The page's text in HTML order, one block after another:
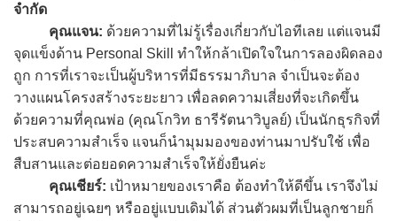
จำกัด
คุณแจน: ด้วยความที่ไม่รู้เรื่องเกี่ยวกับไอทีเลย แต่แจนมี
จุดแข็งด้าน Personal Skill ทำให้กล้าเปิดใจในการลองผิดลอง
ถูก การที่เราจะเป็นผู้บริหารที่มีธรรมาภิบาล จำเป็นจะต้อง
วางแผนโครงสร้างระยะยาว เพื่อลดความเสี่ยงที่จะเกิดขึ้น
ด้วยความที่คุณพ่อ (คุณโกวิท ธารีรัตนาวิบูลย์) เป็นนักธุรกิจที่
ประสบความสำเร็จ แจนก็นำมุมมองของท่านมาปรับใช้ เพื่อ
สืบสานและต่อยอดความสำเร็จให้ยั่งยืนค่ะ
คุณเชียร์: เป้าหมายของเราคือ ต้องทำให้ดีขึ้น เราจึงไม่
สามารถอยู่เฉยๆ หรืออยู่แบบเดิมได้ ส่วนตัวผมที่เป็นลูกชายก็